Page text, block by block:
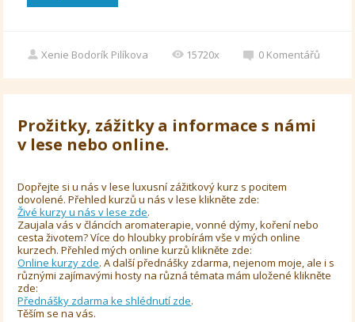
Xenie Bodorík Pilíkova 15720x 0 Komentářů
Prožitky, zážitky a informace s námi
v lese nebo online.
Dopřejte si u nás v lese luxusní zážitkový kurz s pocitem
dovolené. Přehled kurzů u nás v lese klikněte zde:
Živé kurzy u nás v lese zde.
Zaujala vás v článcích aromaterapie, vonné dýmy, koření nebo
cesta životem? Více do hloubky probírám vše v mých online
kurzech. Přehled mých online kurzů klikněte zde:
Online kurzy zde. A další přednášky zdarma, nejenom moje, ale i s
různými zajímavými hosty na různá témata mám uložené klikněte
zde:
Přednášky zdarma ke shlédnutí zde.
Těším se na vás.